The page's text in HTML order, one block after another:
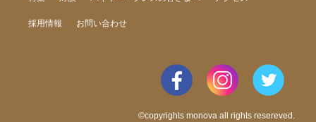
採用情報 お問い合わせ
©copyrights monova all rights resereved.